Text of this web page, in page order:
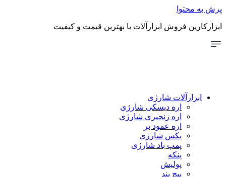
فروش ابزارآلات با بهترین قیمت و کیفیت
شارژی
اره دیسکی شارژی
اره زنجیری شارژی
اره عمود بر
بکس شارژی
پمپ باد شارژی